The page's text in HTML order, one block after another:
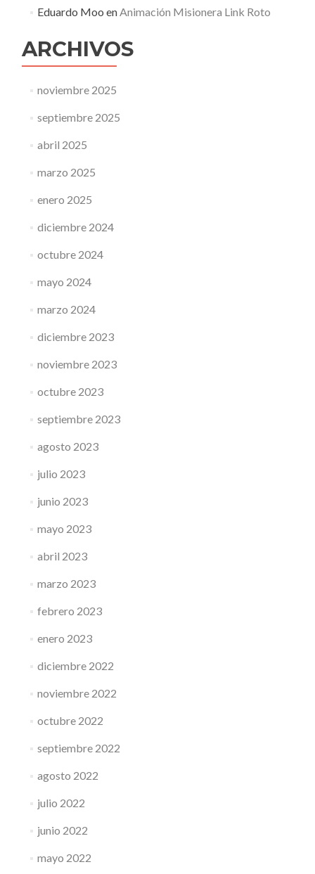
Eduardo Moo enAnimación Misionera Link Roto
ARCHIVOS
noviembre 2025
septiembre 2025
abril 2025
marzo 2025
enero 2025
diciembre 2024
octubre 2024
mayo 2024
marzo 2024
diciembre 2023
noviembre 2023
octubre 2023
septiembre 2023
agosto 2023
julio 2023
junio 2023
mayo 2023
abril 2023
marzo 2023
febrero 2023
enero 2023
diciembre 2022
noviembre 2022
octubre 2022
septiembre 2022
agosto 2022
julio 2022
junio 2022
mayo 2022